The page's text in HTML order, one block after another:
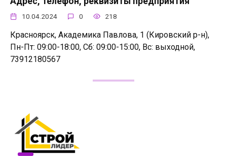
10.04.2024 0 218
Красноярск, Академика Павлова, 1 (Кировский р-н),
Пн-Пт: 09:00-18:00, Сб: 09:00-15:00, Вс: выходной,
73912180567